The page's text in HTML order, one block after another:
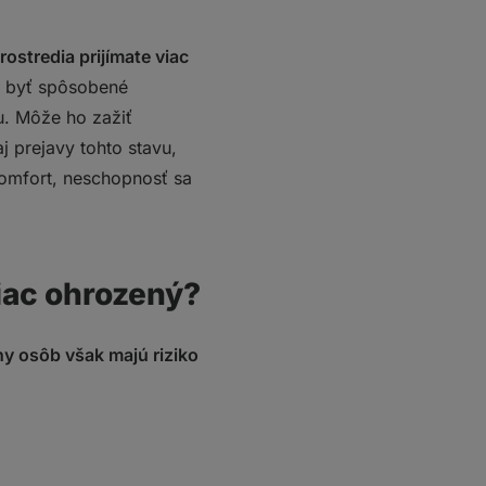
prijímate viac
byť spôsobené
Môže ho zažiť
prejavy tohto stavu,
neschopnosť sa
ohrozený?
osôb však majú riziko